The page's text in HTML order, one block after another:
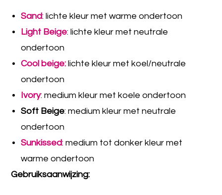
Sand: lichte kleur met warme ondertoon
Light Beige: lichte kleur met neutrale
ondertoon
Cool beige: lichte kleur met koel/neutrale
ondertoon
Ivory: medium kleur met koele ondertoon
Soft Beige: medium kleur met neutrale
ondertoon
Sunkissed: medium tot donker kleur met
warme ondertoon
Gebruiksaanwijzing: